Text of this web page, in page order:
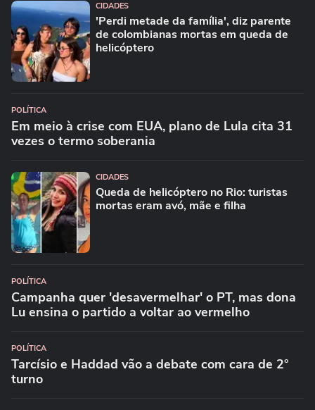
CIDADES
'Perdi metade da família', diz parente
de colombianas mortas em queda de
helicóptero
POLÍTICA
Em meio à crise com EUA, plano de Lula cita 31
vezes o termo soberania
CIDADES
Queda de helicóptero no Rio: turistas
mortas eram avó, mãe e filha
POLÍTICA
Campanha quer 'desavermelhar' o PT, mas dona
Lu ensina o partido a voltar ao vermelho
POLÍTICA
Tarcísio e Haddad vão a debate com cara de 2°
turno